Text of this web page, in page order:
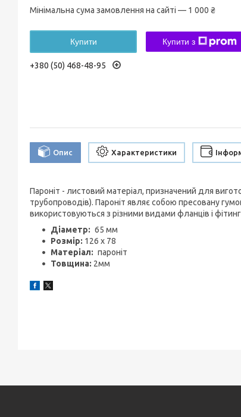
Мінімальна сума замовлення на сайті — 1 000 ₴
Купити Купити з
+380 (50) 468-48-95
Опис Характеристики
Пароніт - листовий матеріал, призначений для
трубопроводів). Пароніт являє собою пресовану
використовуються з різними видами фланців і
Діаметр: 65 мм
Розмір: 126 х 78
Матеріал: пароніт
Товщина: 2мм